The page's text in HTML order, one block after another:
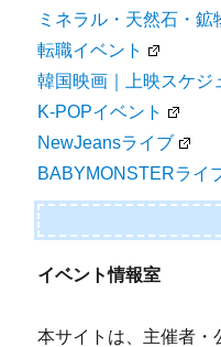
ミネラル・天然石・鉱
転職イベント
韓国映画｜上映スケジ
K-POPイベント
NewJeansライブ
BABYMONSTERライ
イベント情報室
本サイトは、主催者・